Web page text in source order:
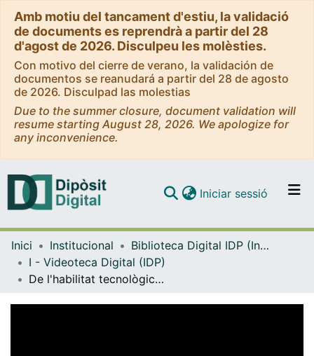
Amb motiu del tancament d'estiu, la validació
de documents es reprendrà a partir del 28
d'agost de 2026. Disculpeu les molèsties.
Con motivo del cierre de verano, la validación de
documentos se reanudará a partir del 28 de agosto
de 2026. Disculpad las molestias
Due to the summer closure, document validation will
resume starting August 28, 2026. We apologize for
any inconvenience.
Navega per tot el DD
Contacte
Iniciar sessió (current)
Inici Institucional
Biblioteca Digital IDP (Institut de Desenvolupament Professional)
I - Videoteca Digital (IDP)
De l'habilitat tecnològica a la competència digital docent [vídeo]